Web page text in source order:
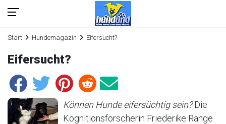
Start Hundemagazin Eifersucht?
Eifersucht?
Können Hunde eifersüchtig sein?Die
Kognitionsforscherin Friederike Range